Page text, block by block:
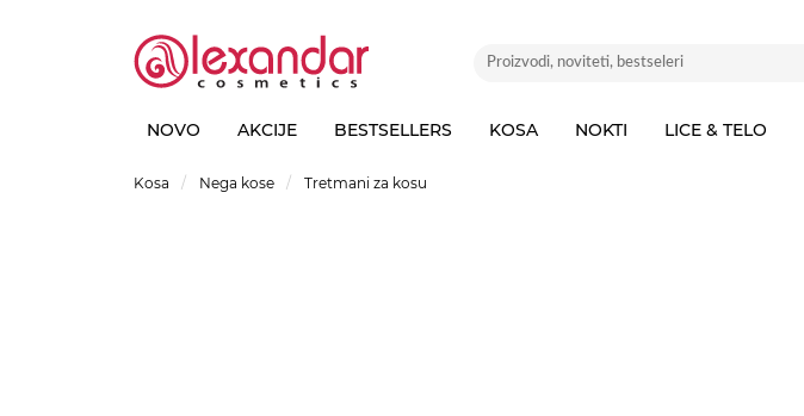
NOVO AKCIJE BESTSELLERS KOSA NOKTI LICE & TELO
Kosa Nega kose Tretmani za kosu